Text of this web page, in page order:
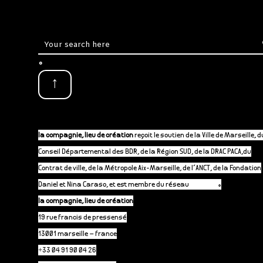
.
↑
la compagnie, lieu de créationreçoit le soutien de la Ville de Marseille,
Conseil Départemental des BDR, de la Région SUD, de la DRAC PACA,du
Contrat de ville, de la Métropole Aix-Marseille, de l’ANCT, de la Fondation
Daniel et Nina Caraso, et est membre du réseau .
la compagnie, lieu de création
19 rue francis de pressensé
13001 marseille – france
+33 04 91 90 04 26